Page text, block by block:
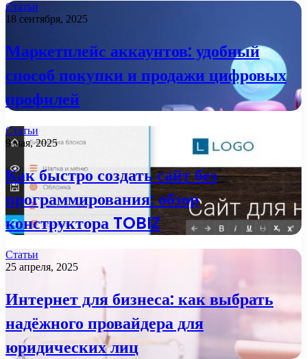
Статьи
18 сентября, 2025
Маркетплейс аккаунтов: удобный
способ покупки и продажи цифровых
профилей
Статьи
9 мая, 2025
Как быстро создать сайт без
программирования: обзор
конструктора TOBIZ
Статьи
25 апреля, 2025
Интернет для бизнеса: как выбрать
надёжного провайдера для
юридических лиц